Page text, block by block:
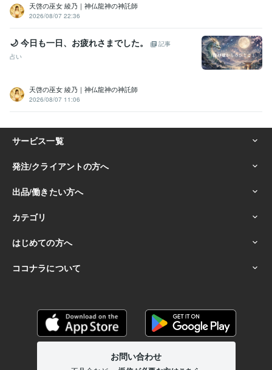
天啓の巫女 綾乃｜神仏龍神の神託師
2026/08/07 22:36
🌙 今日も一日、お疲れさまでした。
記事
占い
天啓の巫女 綾乃｜神仏龍神の神託師
2026/08/07 11:06